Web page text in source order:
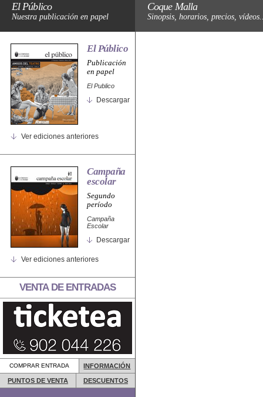
Coque Malla
Sinopsis, horarios, precios,
El Público
Nuestra publicación en papel
El Público
Publicación
en papel
El Publico
Descargar
Ver ediciones anteriores
Campaña
escolar
Segundo
período
Campaña
Escolar
Descargar
Ver ediciones anteriores
VENTA DE ENTRADAS
COMPRAR ENTRADA INFORMACIÓN
PUNTOS DE VENTA DESCUENTOS